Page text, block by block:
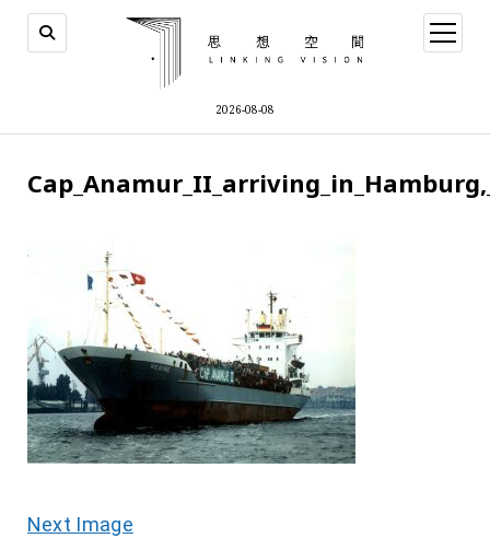
2026-08-08
open
menu
Next Image